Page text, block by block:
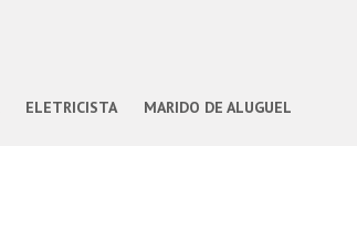
ELETRICISTA MARIDO DE ALUGUEL